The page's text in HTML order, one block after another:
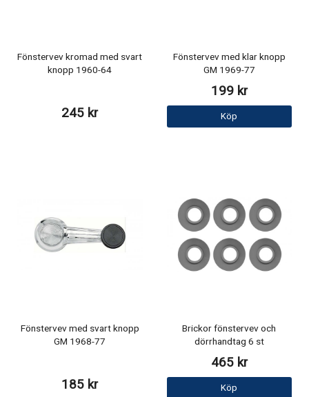
Fönstervev kromad med svart
knopp 1960-64
245 kr
Fönstervev med klar knopp
GM 1969-77
199 kr
Köp
Fönstervev med svart knopp
GM 1968-77
185 kr
Brickor fönstervev och
dörrhandtag 6 st
465 kr
Köp